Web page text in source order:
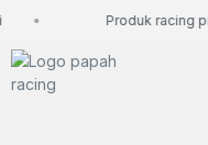
Produk racing